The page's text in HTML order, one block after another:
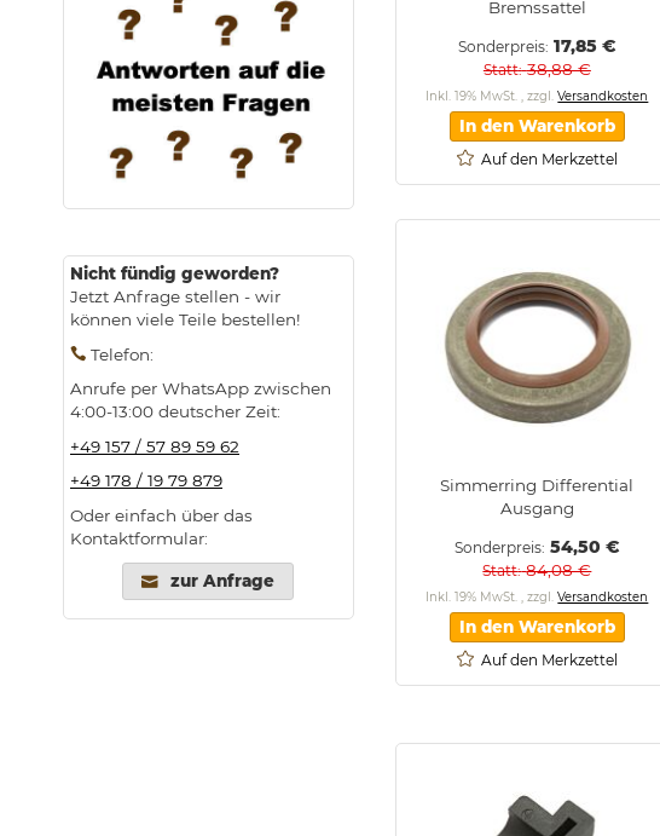
Bremssattel
Sonderpreis 17,85 €
Statt 38,88 €
Inkl. 19% MwSt. ,zzgl.Versandkosten
In den Warenkorb
Auf den Merkzettel
Simmerring Differential
Ausgang
Sonderpreis 54,50 €
Statt 84,08 €
Inkl. 19% MwSt.,zzgl.Versandkosten
In den Warenkorb
Auf den Merkzettel
Nicht fündig geworden?
Jetzt Anfrage stellen - wir
können viele Teile bestellen!
Telefon:
Anrufe per WhatsApp zwischen
4:00-13:00 deutscher Zeit:
+49 157 / 57 89 59 62
+49 178 / 19 79 879
Oder einfach über das
Kontaktformular:
zur Anfrage